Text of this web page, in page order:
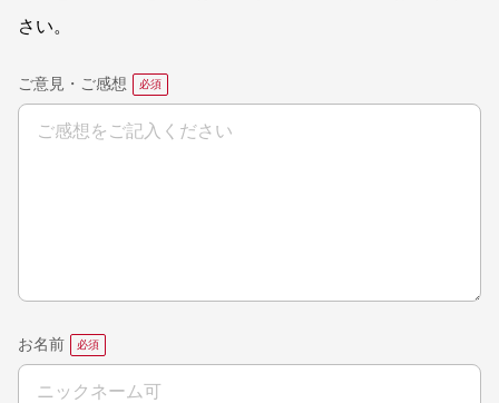
さい。
ご意見・ご感想
お名前